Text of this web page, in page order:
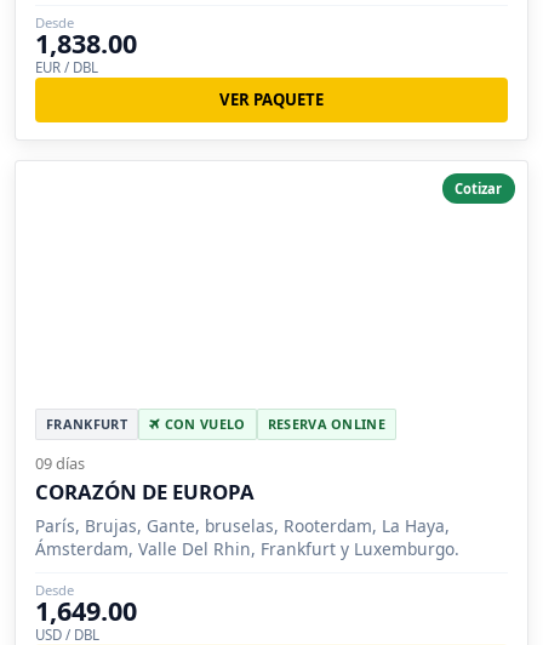
Desde
1,838.00
EUR / DBL
VER PAQUETE
Cotizar
FRANKFURT CON VUELO RESERVA ONLINE
09 días
CORAZÓN DE EUROPA
París, Brujas, Gante, bruselas, Rooterdam, La Haya,
Ámsterdam, Valle Del Rhin, Frankfurt y Luxemburgo.
Desde
1,649.00
USD / DBL